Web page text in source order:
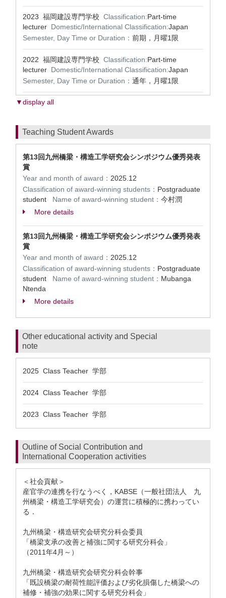
2023 福岡建設専門学校 Classification:Part-time
lecturer Domestic/International Classification:Japan
Semester, Day Time or Duration： 前期，月曜1限
2022 福岡建設専門学校 Classification:Part-time
lecturer Domestic/International Classification:Japan
Semester, Day Time or Duration： 通年，月曜1限
▼display all
Teaching Student Awards
第13回九州橋梁・構造工学研究会シンポジウム優秀発表
賞
Year and month of award： 2025.12
Classification of award-winning students： Postgraduate
student Name of award-winning student： 今村潤
More details
第13回九州橋梁・構造工学研究会シンポジウム優秀発表
賞
Year and month of award： 2025.12
Classification of award-winning students： Postgraduate
student Name of award-winning student： Mubanga
Ntenda
More details
Other educational activity and Special
note
2025 Class Teacher 学部
2024 Class Teacher 学部
2023 Class Teacher 学部
Outline of Social Contribution and
International Cooperation activities
＜社会貢献＞
産官学の連携を行なうべく，KABSE（一般社団法人 九
州橋梁・構造工学研究会）の運営に積極的に携わってい
る．
九州橋梁・構造研究会研究分科会委員
「橋梁支承の改善と補強に関する研究分科会」
（2011年4月～）
九州橋梁・構造研究会研究分科会幹事
「既設橋梁の耐荷性能評価および劣化損傷した橋梁への
補修・補強の効果に関する研究分科会」